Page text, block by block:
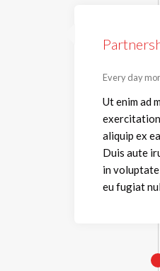
Every day
Ut enim ad
aliquip ex
Duis aute
in
eu fugiat